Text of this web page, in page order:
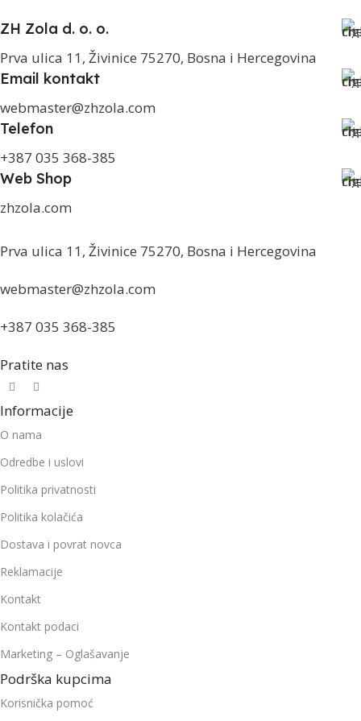
ZH Zola d. o. o.
Prva ulica 11, Živinice 75270, Bosna i Hercegovina
Email kontakt
webmaster@zhzola.com
Telefon
+387 035 368-385
Web Shop
zhzola.com
Prva ulica 11, Živinice 75270, Bosna i Hercegovina
webmaster@zhzola.com
+387 035 368-385
Pratite nas
Informacije
O nama
Odredbe i uslovi
Politika privatnosti
Politika kolačića
Dostava i povrat novca
Reklamacije
Kontakt
Kontakt podaci
Marketing – Oglašavanje
Podrška kupcima
Korisnička pomoć